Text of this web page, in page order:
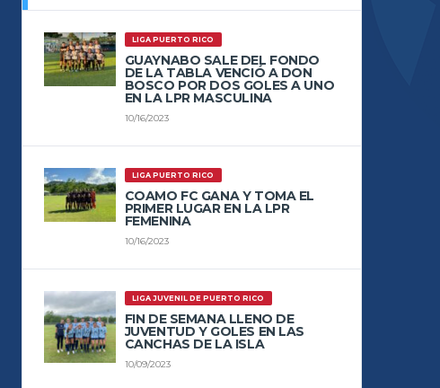
LIGA PUERTO RICO
GUAYNABO SALE DEL FONDO
DE LA TABLA VENCIÓ A DON
BOSCO POR DOS GOLES A UNO
EN LA LPR MASCULINA
10/16/2023
LIGA PUERTO RICO
COAMO FC GANA Y TOMA EL
PRIMER LUGAR EN LA LPR
FEMENINA
10/16/2023
LIGA JUVENIL DE PUERTO RICO
FIN DE SEMANA LLENO DE
JUVENTUD Y GOLES EN LAS
CANCHAS DE LA ISLA
10/09/2023